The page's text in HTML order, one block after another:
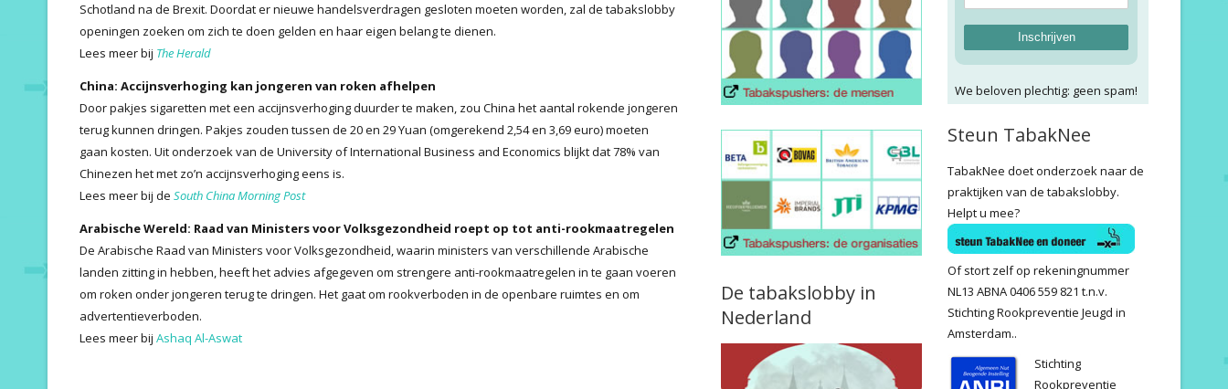
Schotland na de Brexit. Doordat er nieuwe handelsverdragen gesloten moeten worden, zal de tabakslobby
openingen zoeken om zich te doen gelden en haar eigen belang te dienen.
Lees meer bij The Herald
China: Accijnsverhoging kan jongeren van roken afhelpen
Door pakjes sigaretten met een accijnsverhoging duurder te maken, zou China het aantal rokende jongeren
terug kunnen dringen. Pakjes zouden tussen de 20 en 29 Yuan (omgerekend 2,54 en 3,69 euro) moeten
gaan kosten. Uit onderzoek van de University of International Business and Economics blijkt dat 78% van
Chinezen het met zo’n accijnsverhoging eens is.
Lees meer bij de South China Morning Post
Arabische Wereld: Raad van Ministers voor Volksgezondheid roept op tot anti-rookmaatregelen
De Arabische Raad van Ministers voor Volksgezondheid, waarin ministers van verschillende Arabische
landen zitting in hebben, heeft het advies afgegeven om strengere anti-rookmaatregelen in te gaan voeren
om roken onder jongeren terug te dringen. Het gaat om rookverboden in de openbare ruimtes en om
advertentieverboden.
Lees meer bij Ashaq Al-Aswat
De tabakslobby in
Nederland
Inschrijven
We beloven plechtig: geen spam!
Steun TabakNee
TabakNee doet onderzoek naar de
praktijken van de tabakslobby.
Helpt u mee?
Of stort zelf op rekeningnummer
NL13 ABNA 0406 559 821 t.n.v.
Stichting Rookpreventie Jeugd in
Amsterdam..
Stichting
Rookpreventie